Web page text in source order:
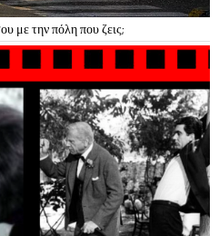
με την πόλη που ζεις;